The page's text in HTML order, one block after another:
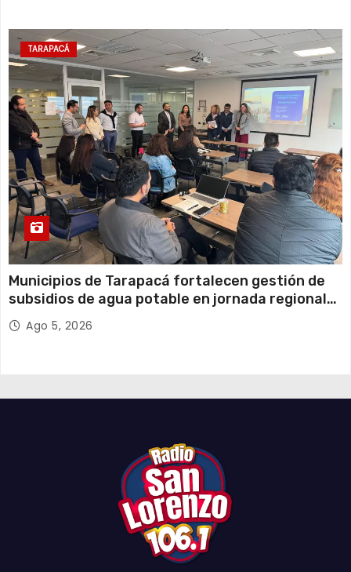
TARAPACÁ
Municipios de Tarapacá fortalecen gestión de
subsidios de agua potable en jornada regional
organizada por Aguas del Altiplano y ANDESS
Ago 5, 2026